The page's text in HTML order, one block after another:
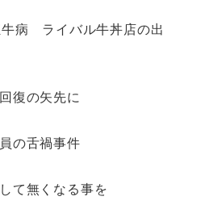
病 ライバル牛丼店の出
復の矢先に
の舌禍事件
て無くなる事を